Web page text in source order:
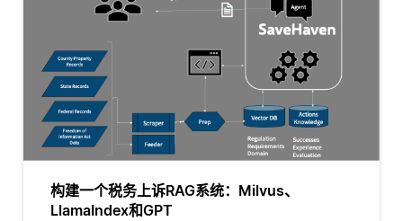
构建一个税务上诉RAG系统：Milvus、
LlamaIndex和GPT